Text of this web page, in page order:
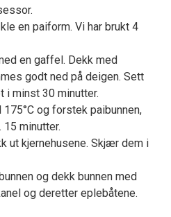
en paiform. Vi har brukt 4
en gaffel. Dekk med
godt ned på deigen. Sett
i minst 30 minutter.
og forstek paibunnen,
15 minutter.
ut kjernehusene. Skjær dem i
og dekk bunnen med
og deretter eplebåtene.